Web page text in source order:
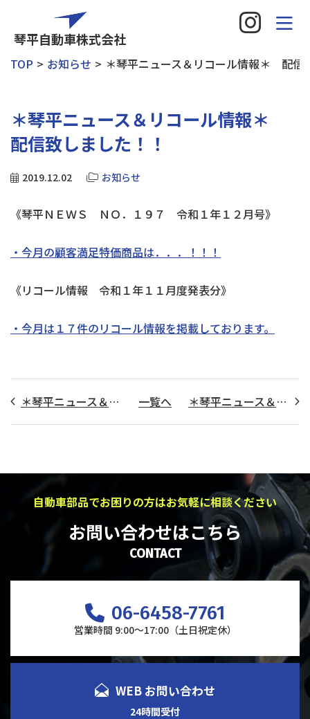
琴平自動車株式会社
TOP お知らせ ＊琴平ニュース＆リコール情報＊ 配信
＊琴平ニュース＆リコール情報＊
配信致しました！！
2019.12.02 お知らせ
《琴平ＮＥＷＳ ＮＯ．１９７ 令和１年１２月号》
・今月の顧客満足特価商品は．．．！！！
《リコール情報 令和１年１１月度発表分》
・今月は１７件のリコール情報を掲載しております。
＊琴平ニュース＆リコール情報＊ 配信致しました！！ 一覧へ ＊琴平ニュース＆リコール情報＊ 配信致しました！！
自動車部品でお困りの方はお気軽に相談ください
お問い合わせはこちら
CONTACT
06-6458-7761
営業時間 9:00～17:00（土日祝定休）
WEB お問い合わせ
24時間受付